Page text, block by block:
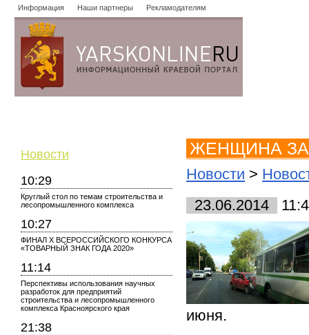
Информация Наши партнеры Рекламодателям
Новости
10:29
Круглый стол по темам строительства и
лесопромышленного комплекса
10:27
ФИНАЛ X ВСЕРОССИЙСКОГО КОНКУРСА
«ТОВАРНЫЙ ЗНАК ГОДА 2020»
11:14
Перспективы использования научных
разработок для предприятий
строительства и лесопромышленного
комплекса Красноярского края
21:38
ЖЕНЩИНА ЗА
Новости >
23.06.2014
июня.